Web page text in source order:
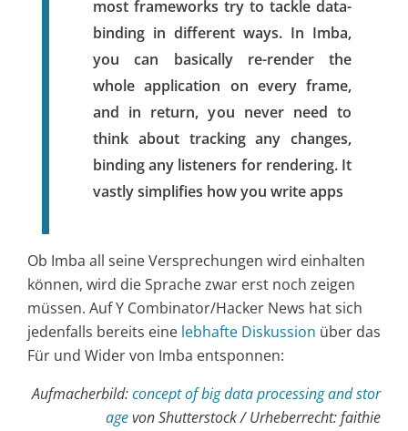
most frameworks try to tackle data-
binding in different ways. In Imba,
you can basically re-render the
whole application on every frame,
and in return, you never need to
think about tracking any changes,
binding any listeners for rendering. It
vastly simplifies how you write apps
Ob Imba all seine Versprechungen wird einhalten
können, wird die Sprache zwar erst noch zeigen
müssen. Auf Y Combinator/Hacker News hat sich
jedenfalls bereits eine lebhafte Diskussion über das
Für und Wider von Imba entsponnen:
Aufmacherbild:concept of big data processing and stor
agevon Shutterstock / Urheberrecht: faithie